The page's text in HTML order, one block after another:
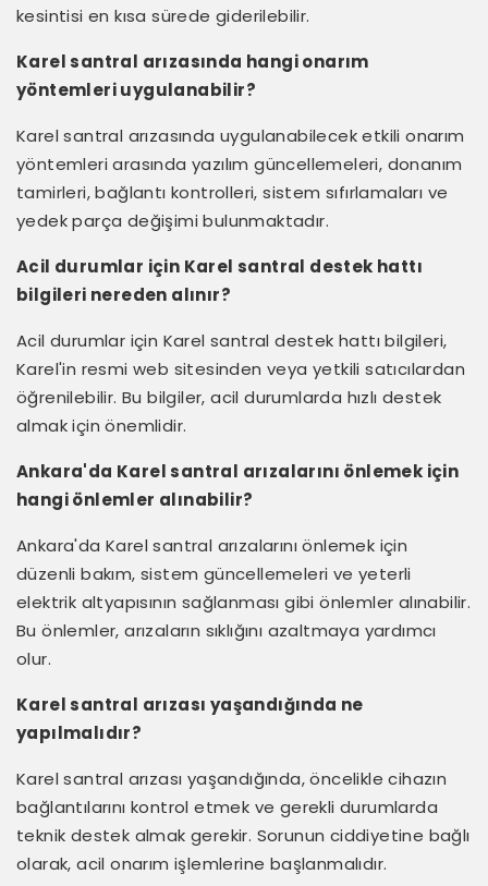
kesintisi en kısa sürede giderilebilir.
Karel santral arızasında hangi onarım
yöntemleri uygulanabilir?
Karel santral arızasında uygulanabilecek etkili onarım
yöntemleri arasında yazılım güncellemeleri, donanım
tamirleri, bağlantı kontrolleri, sistem sıfırlamaları ve
yedek parça değişimi bulunmaktadır.
Acil durumlar için Karel santral destek hattı
bilgileri nereden alınır?
Acil durumlar için Karel santral destek hattı bilgileri,
Karel'in resmi web sitesinden veya yetkili satıcılardan
öğrenilebilir. Bu bilgiler, acil durumlarda hızlı destek
almak için önemlidir.
Ankara'da Karel santral arızalarını önlemek için
hangi önlemler alınabilir?
Ankara'da Karel santral arızalarını önlemek için
düzenli bakım, sistem güncellemeleri ve yeterli
elektrik altyapısının sağlanması gibi önlemler alınabilir.
Bu önlemler, arızaların sıklığını azaltmaya yardımcı
olur.
Karel santral arızası yaşandığında ne
yapılmalıdır?
Karel santral arızası yaşandığında, öncelikle cihazın
bağlantılarını kontrol etmek ve gerekli durumlarda
teknik destek almak gerekir. Sorunun ciddiyetine bağlı
olarak, acil onarım işlemlerine başlanmalıdır.